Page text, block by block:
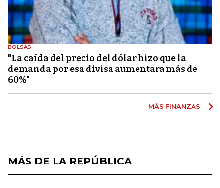
BOLSAS
"La caída del precio del dólar hizo que la
demanda por esa divisa aumentara más de
60%"
MÁS FINANZAS
MÁS DE LA REPÚBLICA